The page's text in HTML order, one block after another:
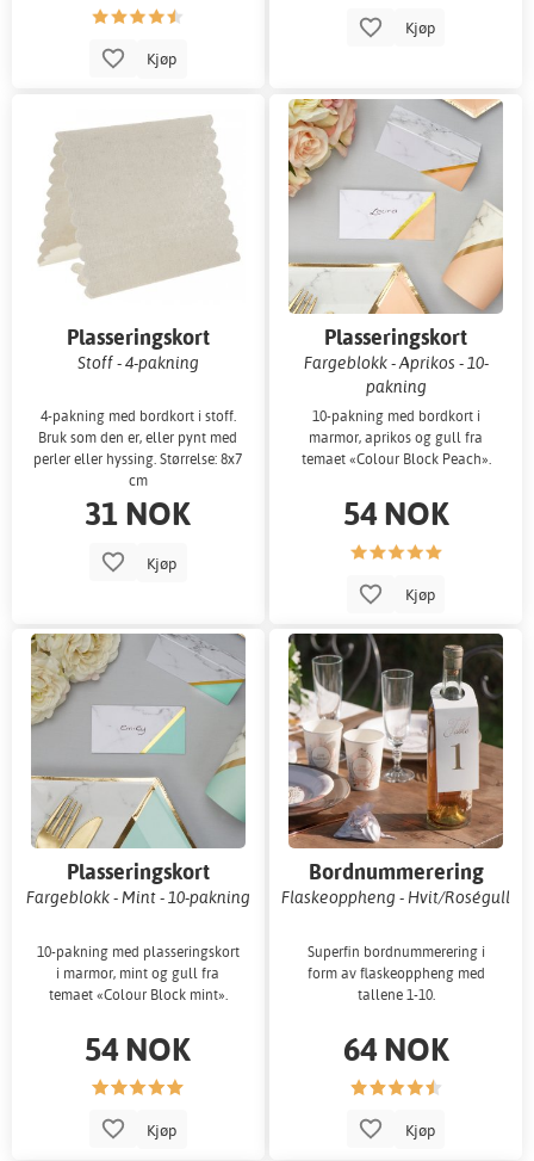
Kjøp
Kjøp
Plasseringskort
Stoff - 4-pakning
4-pakning med bordkort i stoff.
Bruk som den er, eller pynt med
perler eller hyssing. Størrelse: 8x7
cm
31 NOK
Kjøp
Plasseringskort
Fargeblokk - Aprikos - 10-
pakning
10-pakning med bordkort i
marmor, aprikos og gull fra
temaet «Colour Block Peach».
54 NOK
Kjøp
Plasseringskort
Fargeblokk - Mint - 10-pakning
10-pakning med plasseringskort
i marmor, mint og gull fra
temaet «Colour Block mint».
54 NOK
Kjøp
Bordnummerering
Flaskeoppheng - Hvit/Roségull
Superfin bordnummerering i
form av flaskeoppheng med
tallene 1-10.
64 NOK
Kjøp